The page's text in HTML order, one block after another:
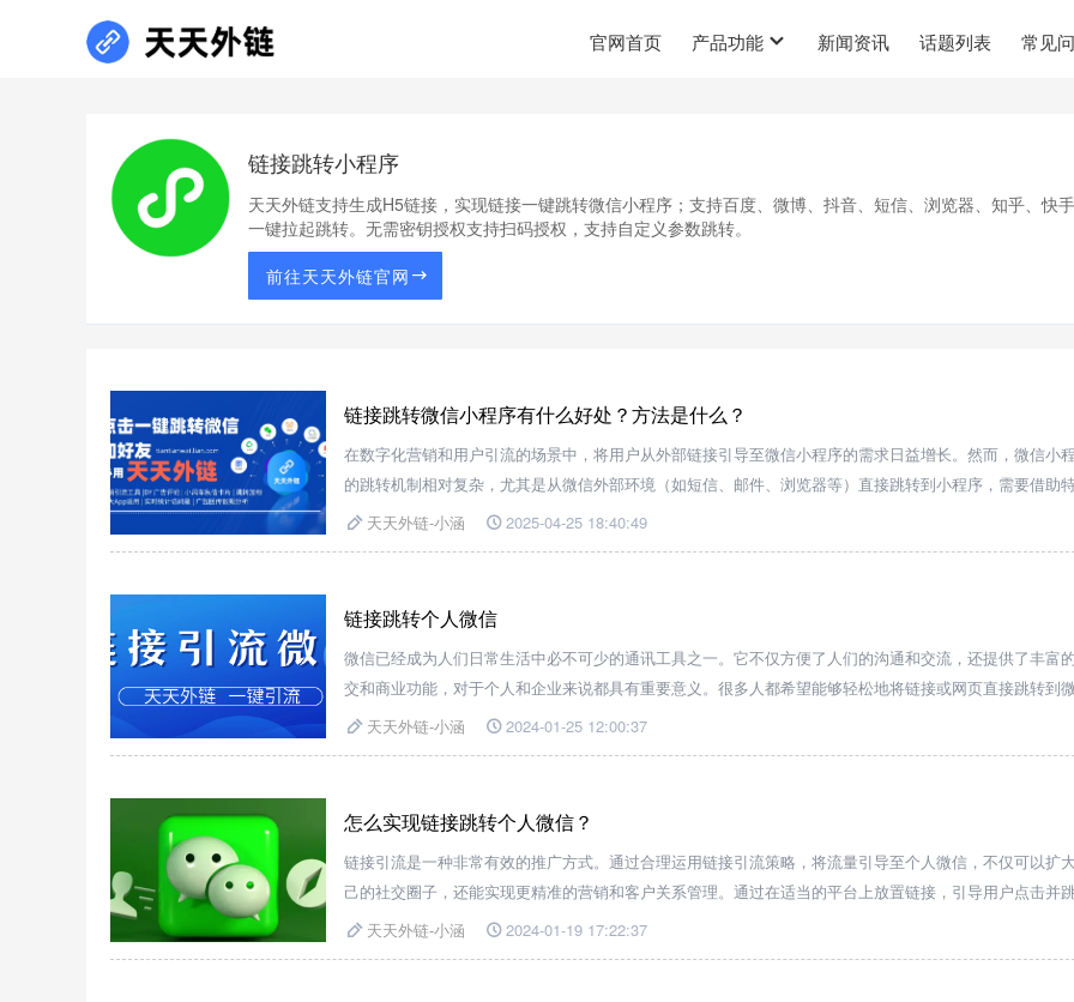
官网首页 产品功能 新闻资讯 话题列表 常见
链接跳转小程序
天天外链支持生成H5链接，实现链接一键跳转微信小程序；支持百度、微博、抖音、短信、浏览器、知乎、快
一键拉起跳转。无需密钥授权支持扫码授权，支持自定义参数跳转。
前往天天外链官网
链接跳转微信小程序有什么好处？方法是什么？
在数字化营销和用户引流的场景中，将用户从外部链接引导至微信小程序的需求日益增长。然而，微信小
的跳转机制相对复杂，尤其是从微信外部环境（如短信、邮件、浏览器等）直接跳转到小程序，需要借助
的技术手段或第三方工具来实现。
天天外链-小涵 2025-04-25 18:40:49
链接跳转个人微信
微信已经成为人们日常生活中必不可少的通讯工具之一。它不仅方便了人们的沟通和交流，还提供了丰富
交和商业功能，对于个人和企业来说都具有重要意义。很多人都希望能够轻松地将链接或网页直接跳转到
上，以方便与他人分享或进行更多操作。
天天外链-小涵 2024-01-25 12:00:37
怎么实现链接跳转个人微信？
链接引流是一种非常有效的推广方式。通过合理运用链接引流策略，将流量引导至个人微信，不仅可以扩
己的社交圈子，还能实现更精准的营销和客户关系管理。通过在适当的平台上放置链接，引导用户点击并
至个人微信。
天天外链-小涵 2024-01-19 17:22:37